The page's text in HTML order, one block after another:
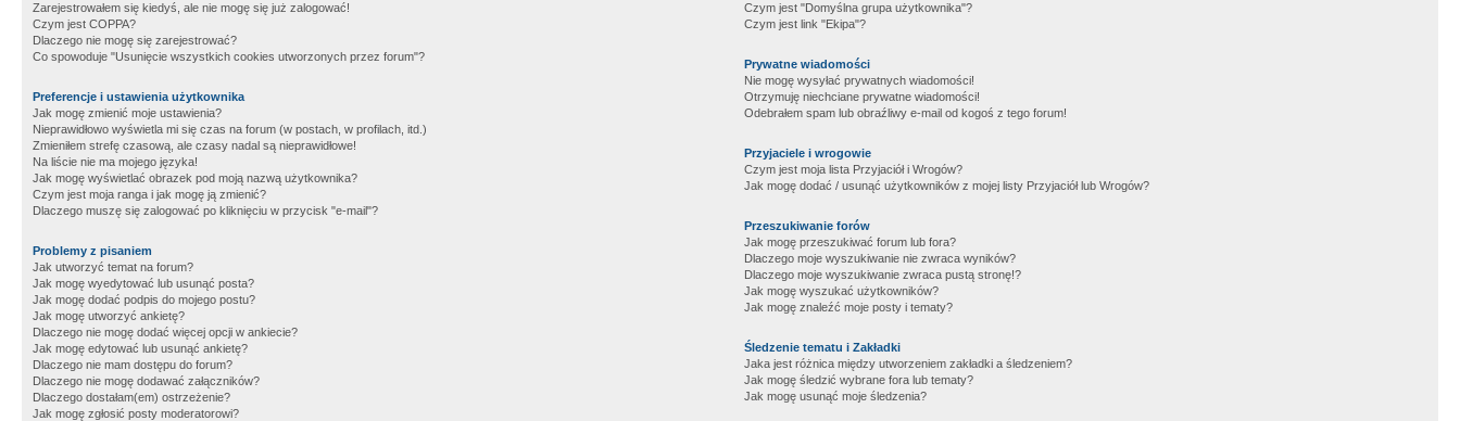
Zarejestrowałem się kiedyś, ale nie mogę się już zalogować!
Czym jest COPPA?
Dlaczego nie mogę się zarejestrować?
Co spowoduje "Usunięcie wszystkich cookies utworzonych przez forum"?
Preferencje i ustawienia użytkownika
Jak mogę zmienić moje ustawienia?
Nieprawidłowo wyświetla mi się czas na forum (w postach, w profilach, itd.)
Zmieniłem strefę czasową, ale czasy nadal są nieprawidłowe!
Na liście nie ma mojego języka!
Jak mogę wyświetlać obrazek pod moją nazwą użytkownika?
Czym jest moja ranga i jak mogę ją zmienić?
Dlaczego muszę się zalogować po kliknięciu w przycisk "e-mail"?
Problemy z pisaniem
Jak utworzyć temat na forum?
Jak mogę wyedytować lub usunąć posta?
Jak mogę dodać podpis do mojego postu?
Jak mogę utworzyć ankietę?
Dlaczego nie mogę dodać więcej opcji w ankiecie?
Jak mogę edytować lub usunąć ankietę?
Dlaczego nie mam dostępu do forum?
Dlaczego nie mogę dodawać załączników?
Dlaczego dostałam(em) ostrzeżenie?
Jak mogę zgłosić posty moderatorowi?
Czym jest "Domyślna grupa użytkownika"?
Czym jest link "Ekipa"?
Prywatne wiadomości
Nie mogę wysyłać prywatnych wiadomości!
Otrzymuję niechciane prywatne wiadomości!
Odebrałem spam lub obraźliwy e-mail od kogoś z tego forum!
Przyjaciele i wrogowie
Czym jest moja lista Przyjaciół i Wrogów?
Jak mogę dodać / usunąć użytkowników z mojej listy Przyjaciół lub Wrogów?
Przeszukiwanie forów
Jak mogę przeszukiwać forum lub fora?
Dlaczego moje wyszukiwanie nie zwraca wyników?
Dlaczego moje wyszukiwanie zwraca pustą stronę!?
Jak mogę wyszukać użytkowników?
Jak mogę znaleźć moje posty i tematy?
Śledzenie tematu i Zakładki
Jaka jest różnica między utworzeniem zakładki a śledzeniem?
Jak mogę śledzić wybrane fora lub tematy?
Jak mogę usunąć moje śledzenia?